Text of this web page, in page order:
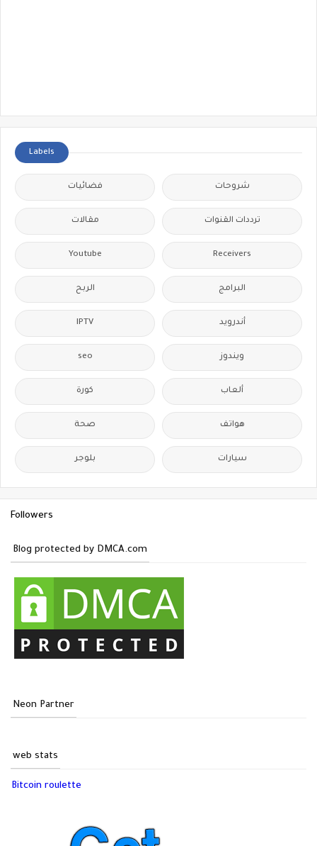
Labels
شروحات فضائيات
ترددات القنوات مقالات
Receivers
Youtube
البرامج الربح
أندرويد IPTV
ويندوز seo
ألعاب كورة
هواتف صحة
سيارات بلوجر
Followers
Blog protected by DMCA.com
Neon Partner
web stats
Bitcoin roulette